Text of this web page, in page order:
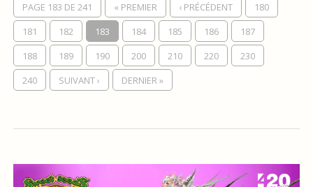
PAGE 183 DE 241 « PREMIER ‹ PRÉCÉDENT
180
181
182 183 184 185 186
187
188
189 190 200 210 220
230
240
SUIVANT › DERNIER »